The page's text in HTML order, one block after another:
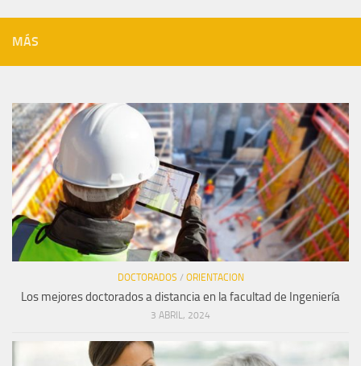
MÁS
DOCTORADOS / ORIENTACION
Los mejores doctorados a distancia en la facultad de Ingeniería
3 ABRIL, 2024